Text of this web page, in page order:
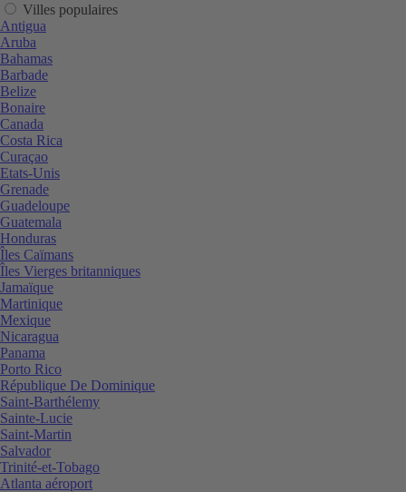
Villes populaires
Antigua
Aruba
Bahamas
Barbade
Belize
Bonaire
Canada
Costa Rica
Curaçao
Etats-Unis
Grenade
Guadeloupe
Guatemala
Honduras
Îles Caïmans
Îles Vierges britanniques
Jamaïque
Martinique
Mexique
Nicaragua
Panama
Porto Rico
République De Dominique
Saint-Barthélemy
Sainte-Lucie
Saint-Martin
Salvador
Trinité-et-Tobago
Atlanta aéroport